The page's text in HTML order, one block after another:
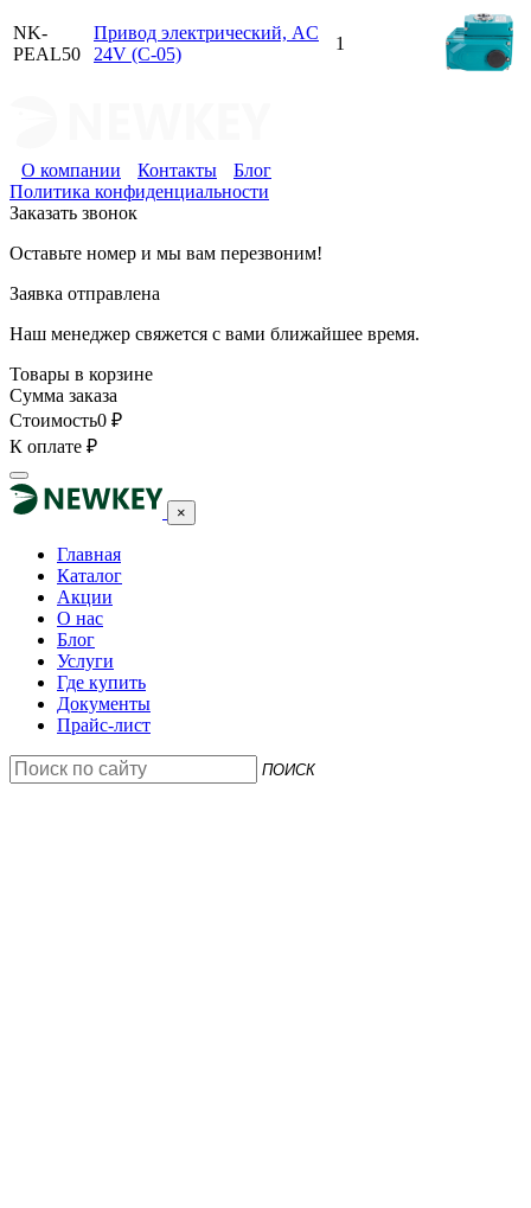
NK-
PEAL50
Привод электрический, AC
24V (C-05)
1
О компании Контакты
Блог
Политика конфиденциальности
Заказать звонок
Оставьте номер и мы вам перезвоним!
Заявка отправлена
Наш менеджер свяжется с вами ближайшее время.
Товары в корзине
Сумма заказа
Стоимость0 ₽
К оплате ₽
×
Главная
Каталог
Акции
О нас
Блог
Услуги
Где купить
Документы
Прайс-лист
ПОИСК